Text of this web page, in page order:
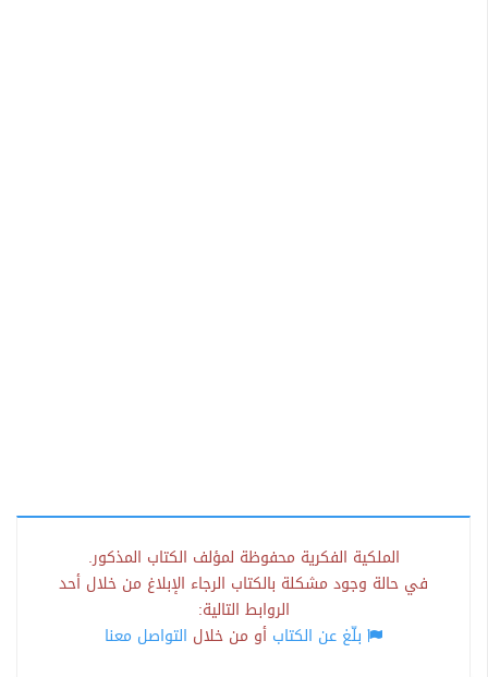
الملكية الفكرية محفوظة لمؤلف الكتاب المذكور.
في حالة وجود مشكلة بالكتاب الرجاء الإبلاغ من خلال أحد
الروابط التالية:
بلّغ عن الكتاب أو من خلال التواصل معنا